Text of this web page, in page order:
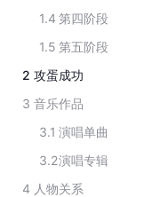
1.4 第四阶段
1.5 第五阶段
2 攻蛋成功
3 音乐作品
3.1 演唱单曲
3.2演唱专辑
4 人物关系